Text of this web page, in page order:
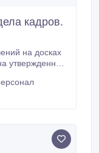
кадров.
утвержденные
5.
Требование: